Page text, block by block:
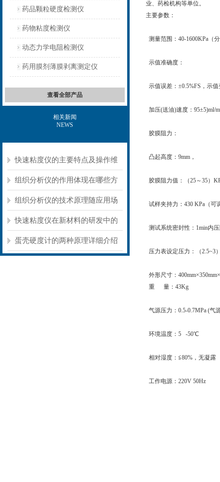
药品颗粒硬度检测仪
药物粘度检测仪
动态力学电阻检测仪
药用膜剂薄膜剥离测定仪
查看全部产品
相关新闻
NEWS
快速粘度仪的主要特点及操作维
护方式
组织分析仪的作用体现在哪些方
面？
组织分析仪的技术原理随应用场
景不同存在明显差异
快速粘度仪在新材料的研发中的
应用
蛋壳硬度计的两种原理详细介绍
业、药检机构等单位。
主要参数：
测量范围：40-1600KPa（
示值准确度：
示值误差：±0.5%FS，示
加压(送油)速度：95±5)ml/
胶膜阻力：
凸起高度：9mm，
胶膜阻力值：（25～35）
试样夹持力：430 KPa（可
测试系统密封性：1min内压
压力表设定压力：（2.5~3
外形尺寸：
重 量：43Kg
气源压力：0.5-0.7MPa (气
环境温度：5 -50℃
相对湿度：≦80%，无凝露
工作电源：220V 50Hz